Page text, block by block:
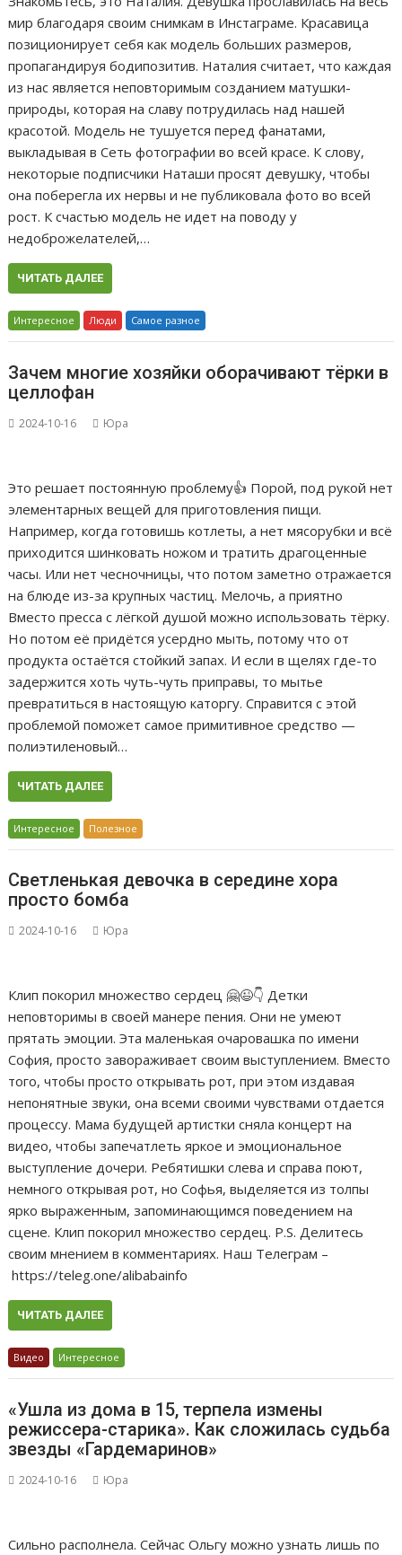
мир благодаря своим снимкам в Инстаграме. Красавица
позиционирует себя как модель больших размеров,
пропагандируя бодипозитив. Наталия считает, что каждая
из нас является неповторимым созданием матушки-
природы, которая на славу потрудилась над нашей
красотой. Модель не тушуется перед фанатами,
выкладывая в Сеть фотографии во всей красе. К слову,
некоторые подписчики Наташи просят девушку, чтобы
она поберегла их нервы и не публиковала фото во всей
рост. К счастью модель не идет на поводу у
недоброжелателей,…
ЧИТАТЬ ДАЛЕЕ
Интересное Люди Самое разное
Зачем многие хозяйки оборачивают тёрки в
целлофан
2024-10-16 Юра
Это решает постоянную проблему👍 Порой, под рукой нет
элементарных вещей для приготовления пищи.
Например, когда готовишь котлеты, а нет мясорубки и всё
приходится шинковать ножом и тратить драгоценные
часы. Или нет чесночницы, что потом заметно отражается
на блюде из-за крупных частиц. Мелочь, а приятно
Вместо пресса с лёгкой душой можно использовать тёрку.
Но потом её придётся усердно мыть, потому что от
продукта остаётся стойкий запах. И если в щелях где-то
задержится хоть чуть-чуть приправы, то мытье
превратиться в настоящую каторгу. Справится с этой
проблемой поможет самое примитивное средство —
полиэтиленовый…
ЧИТАТЬ ДАЛЕЕ
Интересное Полезное
Светленькая девочка в середине хора
просто бомба
2024-10-16 Юра
Клип покорил множество сердец 🤗😉👇 Детки
неповторимы в своей манере пения. Они не умеют
прятать эмоции. Эта маленькая очаровашка по имени
София, просто завораживает своим выступлением. Вместо
того, чтобы просто открывать рот, при этом издавая
непонятные звуки, она всеми своими чувствами отдается
процессу. Мама будущей артистки сняла концерт на
видео, чтобы запечатлеть яркое и эмоциональное
выступление дочери. Ребятишки слева и справа поют,
немного открывая рот, но Софья, выделяется из толпы
ярко выраженным, запоминающимся поведением на
сцене. Клип покорил множество сердец. P.S. Делитесь
своим мнением в комментариях. Наш Телеграм –
https://teleg.one/alibabainfo
ЧИТАТЬ ДАЛЕЕ
Видео Интересное
«Ушла из дома в 15, терпела измены
режиссера-старика». Как сложилась судьба
звезды «Гардемаринов»
2024-10-16 Юра
Сильно располнела. Сейчас Ольгу можно узнать лишь по